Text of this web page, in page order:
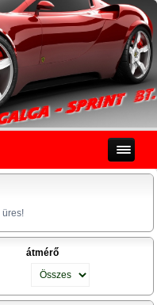
üres!
átmérő